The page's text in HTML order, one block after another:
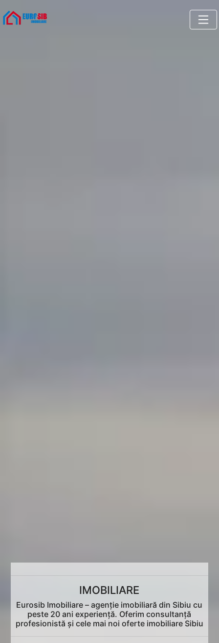
IMOBILIARE
Eurosib Imobiliare – agenție imobiliară din Sibiu cu
peste 20 ani experiență. Oferim consultanță
profesionistă și cele mai noi oferte imobiliare Sibiu